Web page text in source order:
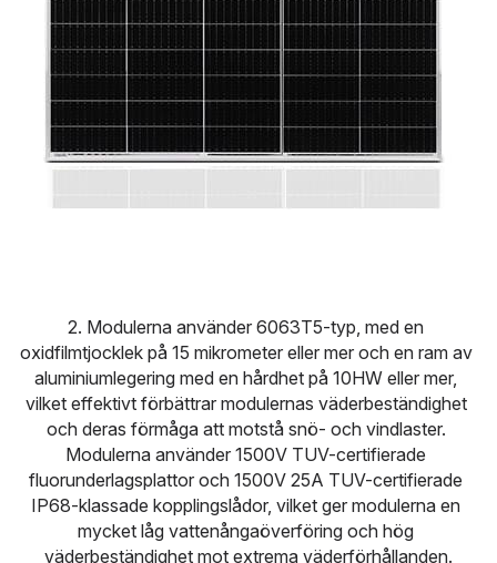
2. Modulerna använder 6063T5-typ, med en
oxidfilmtjocklek på 15 mikrometer eller mer och en ram av
aluminiumlegering med en hårdhet på 10HW eller mer,
vilket effektivt förbättrar modulernas väderbeständighet
och deras förmåga att motstå snö- och vindlaster.
Modulerna använder 1500V TUV-certifierade
fluorunderlagsplattor och 1500V 25A TUV-certifierade
IP68-klassade kopplingslådor, vilket ger modulerna en
mycket låg vattenångaöverföring och hög
väderbeständighet mot extrema väderförhållanden.